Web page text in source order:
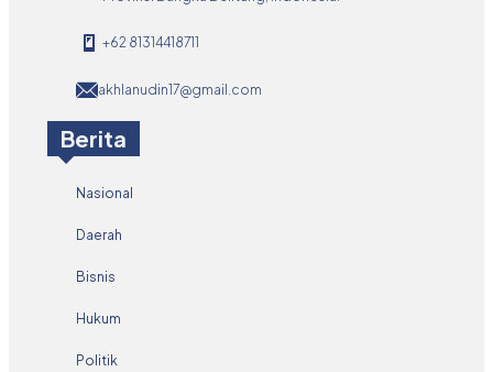
+62 81314418711
akhlanudin17@gmail.com
Berita
Nasional
Daerah
Bisnis
Hukum
Politik